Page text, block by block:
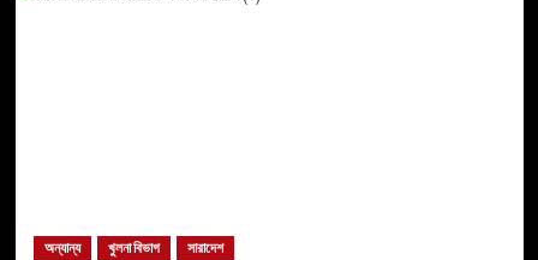
অন্যান্য খুলনা বিভাগ সারাদেশ